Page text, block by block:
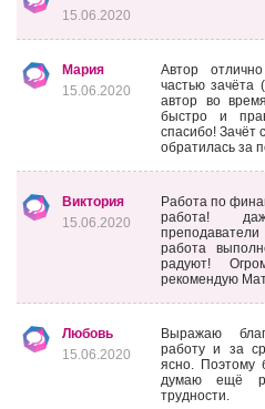
15.06.2020
Мария
15.06.2020
Автор
частью зачёта
автор во
быстро и
спасибо! Зачёт
обратилась за
Виктория
15.06.2020
Работа по
работа!
работа
радуют!
рекомендую
Любовь
15.06.2020
Выражаю
работу и за
ясно. Поэтому
думаю ещё
трудности.